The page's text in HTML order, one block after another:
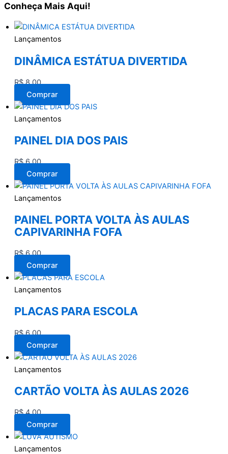
Conheça Mais Aqui!
Lançamentos
DINÂMICA ESTÁTUA DIVERTIDA
R$8,00
Comprar
Lançamentos
PAINEL DIA DOS PAIS
R$6,00
Comprar
Lançamentos
PAINEL PORTA VOLTA ÀS AULAS
CAPIVARINHA FOFA
R$6,00
Comprar
Lançamentos
PLACAS PARA ESCOLA
R$6,00
Comprar
Lançamentos
CARTÃO VOLTA ÀS AULAS 2026
R$4,00
Comprar
Lançamentos